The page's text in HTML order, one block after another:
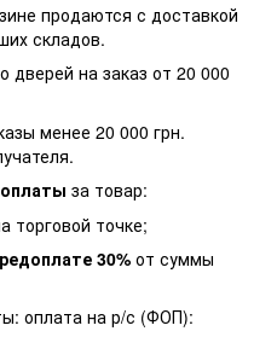
продаются с доставкой
складов.
дверей на заказ от 20 000
менее 20 000 грн.
оплаты за товар:
торговой точке;
30%от суммы
оплата на р/с (ФОП):